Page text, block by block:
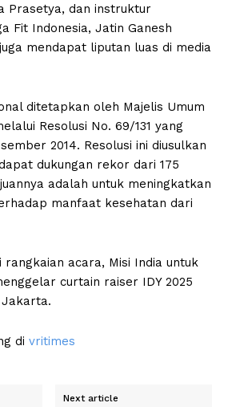
Prasetya, dan instruktur
Fit Indonesia, Jatin Ganesh
mendapat liputan luas di media
ditetapkan oleh Majelis Umum
Resolusi No. 69/131 yang
2014. Resolusi ini diusulkan
dukungan rekor dari 175
adalah untuk meningkatkan
manfaat kesehatan dari
rangkaian acara, Misi India untuk
curtain raiser IDY 2025
Jakarta.
di vritimes
Next article